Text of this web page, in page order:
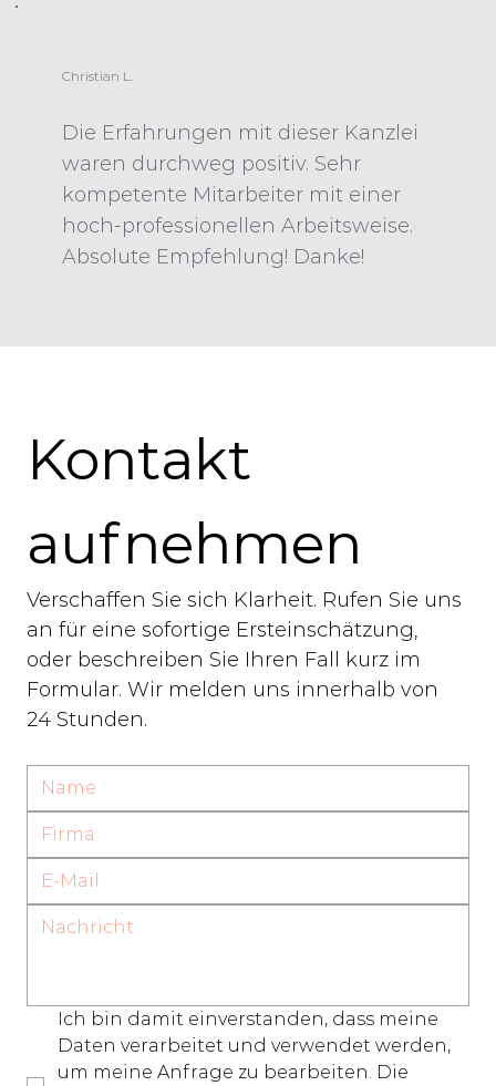
Christian L.
Die Erfahrungen mit dieser Kanzlei
waren durchweg positiv. Sehr
kompetente Mitarbeiter mit einer
hoch-professionellen Arbeitsweise.
Absolute Empfehlung! Danke!
Kontakt
aufnehmen
Verschaffen Sie sich Klarheit. Rufen Sie uns
an für eine sofortige Ersteinschätzung,
oder beschreiben Sie Ihren Fall kurz im
Formular. Wir melden uns innerhalb von
24 Stunden.
Ich bin damit einverstanden, dass meine
Daten verarbeitet und verwendet werden,
um meine Anfrage zu bearbeiten. Die